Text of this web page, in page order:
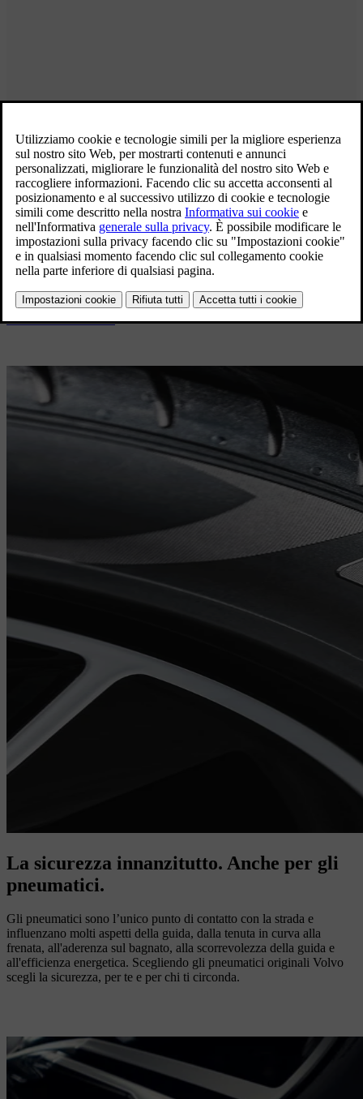
Pneumatici Originali Volvo
Tempo di cambio gomme?
Gli pneumatici originali Volvo sono sviluppati e personalizzati per
ogni modello Volvo, grazie alla collaborazione tra Volvo Cars e i
principali produttori. Quando arriva il momento del cambio gomme
sono la scelta migliore per mantenere le proprietà originali della tua
Volvo. Per ottimizzare la sicurezza, l'efficienza energetica e
l'esperienza di guida, cerca la marcatura VOL sugli pneumatici.
Trova concessionario
La sicurezza innanzitutto. Anche per gli
pneumatici.
Gli pneumatici sono l’unico punto di contatto con la strada e
influenzano molti aspetti della guida, dalla tenuta in curva alla
frenata, all'aderenza sul bagnato, alla scorrevolezza della guida e
all'efficienza energetica. Scegliendo gli pneumatici originali Volvo
scegli la sicurezza, per te e per chi ti circonda.